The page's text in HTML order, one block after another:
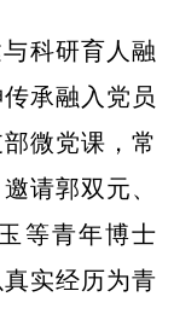
科研育人融
承融入党员
微党课，常
请郭双元、
等青年博士
实经历为青